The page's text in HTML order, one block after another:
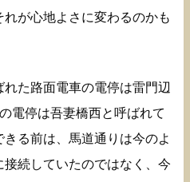
が心地よさに変わるのかも
た路面電車の電停は雷門辺
電停は吾妻橋西と呼ばれて
る前は、馬道通りは今のよ
続していたのではなく、今